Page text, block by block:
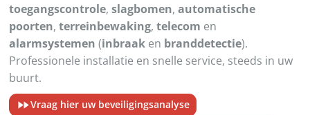
toegangscontrole,slagbomen,automatische
poorten,terreinbewaking,telecom en
alarmsystemen (inbraak en branddetectie).
Professionele installatie en snelle service, steeds in uw
buurt.
Vraag hier uw beveiligingsanalyse